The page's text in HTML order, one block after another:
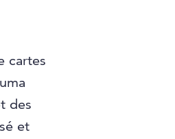
cartes
des
et